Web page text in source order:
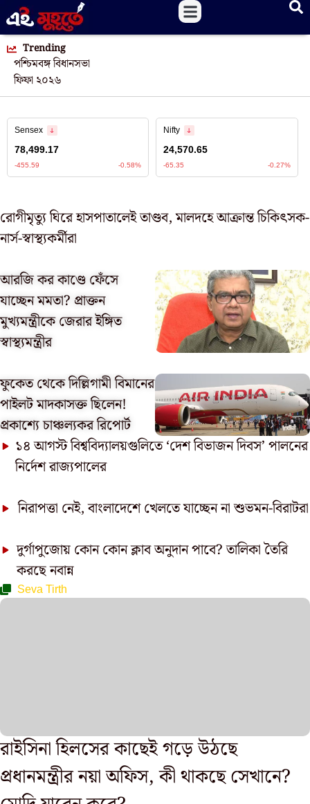
Trending
পশ্চিমবঙ্গ বিধানসভা
ফিফা ২০২৬
রোগীমৃত্যু ঘিরে হাসপাতালেই তাণ্ডব, মালদহে আক্রান্ত চিকিৎসক-
নার্স-স্বাস্থ্যকর্মীরা
আরজি কর কাণ্ডে ফেঁসে
যাচ্ছেন মমতা? প্রাক্তন
মুখ্যমন্ত্রীকে জেরার ইঙ্গিত
স্বাস্থ্যমন্ত্রীর
ফুকেত থেকে দিল্লিগামী বিমানের
পাইলট মাদকাসক্ত ছিলেন!
প্রকাশ্যে চাঞ্চল্যকর রিপোর্ট
১৪ আগস্ট বিশ্ববিদ্যালয়গুলিতে ‘দেশ বিভাজন দিবস’ পালনের
নির্দেশ রাজ্যপালের
নিরাপত্তা নেই, বাংলাদেশে খেলতে যাচ্ছেন না শুভমন-বিরাটরা
দুর্গাপুজোয় কোন কোন ক্লাব অনুদান পাবে? তালিকা তৈরি
করছে নবান্ন
Seva Tirth
রাইসিনা হিলসের কাছেই গড়ে উঠছে
প্রধানমন্ত্রীর নয়া অফিস, কী থাকছে সেখানে?‌